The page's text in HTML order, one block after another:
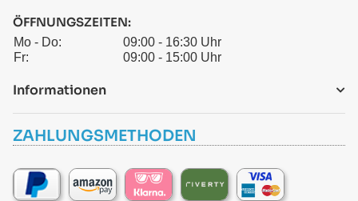
ÖFFNUNGSZEITEN:
Mo - Do:
09:00 - 16:30 Uhr
Fr:
09:00 - 15:00 Uhr
Informationen
ZAHLUNGSMETHODEN